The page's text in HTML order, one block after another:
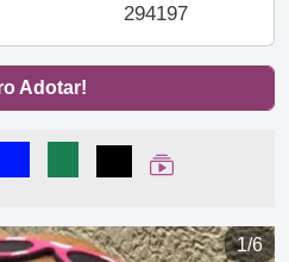
294197
Adotar!
Compartilhar no Facebook
Compartilhar no
Compartilhar
Ver Web Story
1/6